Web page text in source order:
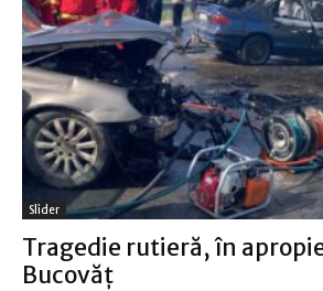
Slider
Tragedie rutieră, în
Bucovăţ